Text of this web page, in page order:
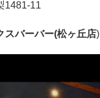
1481-11
スバーバー(松ヶ丘店)